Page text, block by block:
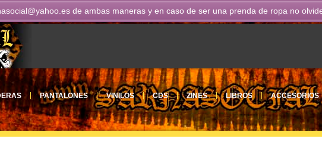
PANTALONES VINILOS CDS ZINES LIBROS ACCESORIOS
de ambas maneras y en caso de ser una prenda de ropa no